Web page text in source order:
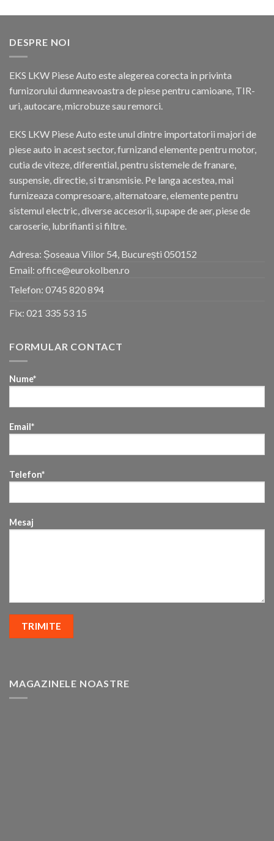
DESPRE NOI
EKS LKW Piese Auto este alegerea corecta in privinta
furnizorului dumneavoastra de piese pentru camioane, TIR-
uri, autocare, microbuze sau remorci.
EKS LKW Piese Auto este unul dintre importatorii majori de
piese auto in acest sector, furnizand elemente pentru motor,
cutia de viteze, diferential, pentru sistemele de franare,
suspensie, directie, si transmisie. Pe langa acestea, mai
furnizeaza compresoare, alternatoare, elemente pentru
sistemul electric, diverse accesorii, supape de aer, piese de
caroserie, lubrifianti si filtre.
Adresa: Șoseaua Viilor 54, București 050152
Email: office@eurokolben.ro
Telefon: 0745 820 894
Fix: 021 335 53 15
FORMULAR CONTACT
Nume*
Email*
Telefon*
Mesaj
MAGAZINELE NOASTRE